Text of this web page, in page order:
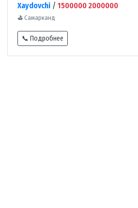
Xaydovchi / 1500000 2000000
⛳ Самарканд
📞 Подробнее